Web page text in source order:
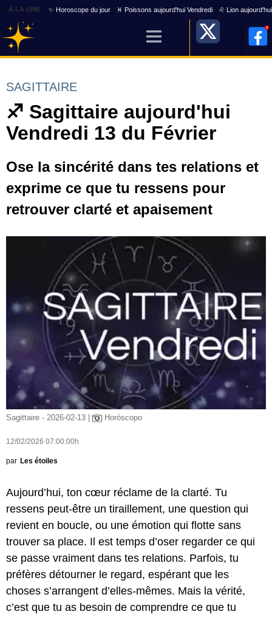
À LA UNE ✨ Horoscope du jour ♓ Poissons aujourd'hui Vendredi ♌ Lion
SAGITTAIRE
♐ Sagittaire aujourd'hui
Vendredi 13 du Février
Ose la sincérité dans tes relations et
exprime ce que tu ressens pour
retrouver clarté et apaisement
Sagittaire - 2026-02-13 | Horóscopo
12/02/2026 07:00:00h
par Les étoiles
Aujourd’hui, ton cœur réclame de la clarté. Tu
ressens peut-être un tiraillement, une question qui
revient en boucle, ou une émotion qui flotte sans
trouver sa place. Il est temps d’oser regarder ce qui
se passe vraiment dans tes relations. Parfois, tu
préfères détourner le regard, espérant que les
choses s’arrangent d’elles-mêmes. Mais la vérité,
c’est que tu as besoin de comprendre ce que tu